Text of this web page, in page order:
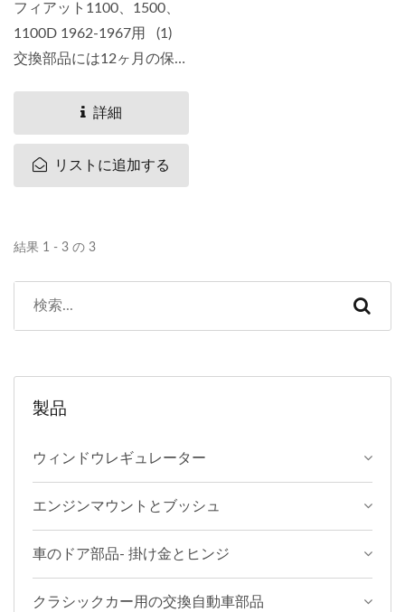
フィアット1100、1500、
1100D 1962-1967用 (1)
交換部品には12ヶ月の保証
詳細
リストに追加する
結果 1 - 3 の 3
製品
ウィンドウレギュレーター
エンジンマウントとブッシュ
車のドア部品- 掛け金とヒンジ
クラシックカー用の交換自動車部品